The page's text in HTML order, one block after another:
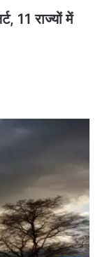
11 राज्यों में